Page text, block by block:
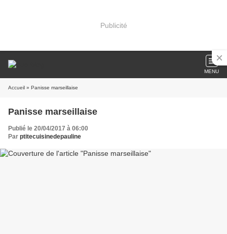
Publicité
MENU
Accueil » Panisse marseillaise
Panisse marseillaise
Publié le 20/04/2017 à 06:00
Par ptitecuisinedepauline